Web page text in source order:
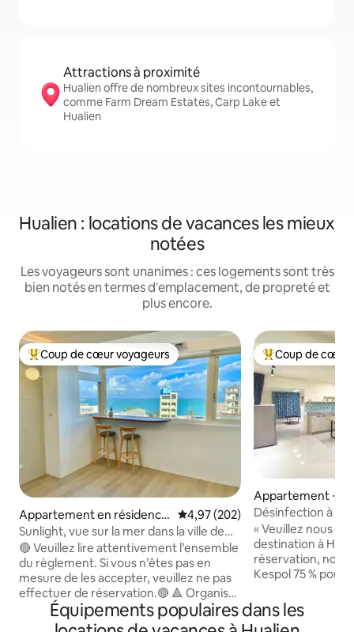
Attractions à proximité
Hualien offre de nombreux sites incontournables,
comme Farm Dream Estates, Carp Lake et
Hualien
Hualien : locations de vacances les mieux
notées
Les voyageurs sont unanimes : ces logements sont très
bien notés en termes d'emplacement, de propreté et
plus encore.
Coups de cœur voyageurs les plus appréciés
Coup de cœur voyageurs
Appartement en résidence
⋅ Hualien City
Évaluation moyenne sur la
4,97 (202)
Sunlight, vue sur la mer dans la ville de
Hualien/étage entier réservé/marché
nocturne de Dongdaemun #Un seul
groupe de voyageurs à la fois
🔴 Veuillez lire attentivement l’ensemble
du règlement. Si vous n’êtes pas en
mesure de les accepter, veuillez ne pas
effectuer de réservation.🔴 🔺 Organiser
les chambres en fonction du nombre de
personnes indiqué dans la réservation 🔺
Coups de cœur
Coup de cœur
Appartement ⋅
Désinfection à
tranquillité [Loft,
chambre, un
Allez. Promenez-
(5 minutes en
« Veuillez nous
destination à
réservation, nous
Kespol 75 %
Actuellement, il y
sur les autres
Équipements populaires dans les